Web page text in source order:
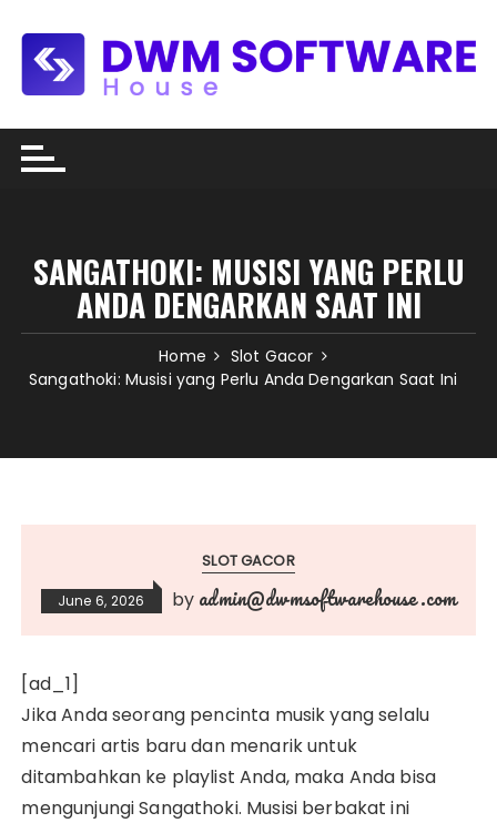
content
SANGATHOKI: MUSISI YANG PERLU
ANDA DENGARKAN SAAT INI
Home
Slot Gacor
Sangathoki: Musisi yang Perlu Anda Dengarkan Saat Ini
SLOT GACOR
June 6, 2026 by admin@dwmsoftwarehouse.com
[ad_1]
Jika Anda seorang pencinta musik yang selalu
mencari artis baru dan menarik untuk
ditambahkan ke playlist Anda, maka Anda bisa
mengunjungi Sangathoki. Musisi berbakat ini